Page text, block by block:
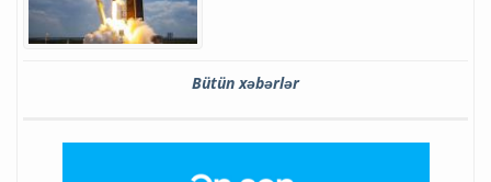
Bütün xəbərlər